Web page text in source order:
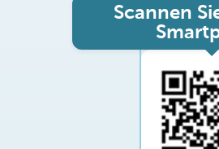
Scannen